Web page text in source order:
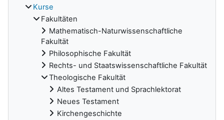
Kurse
Fakultäten
Mathematisch-Naturwissenschaftliche
Fakultät
Philosophische Fakultät
Rechts- und Staatswissenschaftliche Fakultät
Theologische Fakultät
Altes Testament und Sprachlektorat
Neues Testament
Kirchengeschichte